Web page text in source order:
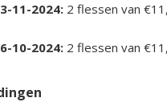
11-2024: 2 flessen van
10-2024: 2 flessen van